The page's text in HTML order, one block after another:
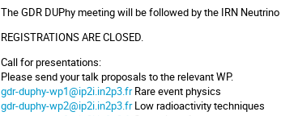
The GDR DUPhy meeting will be followed by the IRN
REGISTRATIONS ARE CLOSED.
Call for presentations:
Please send your talk proposals to the relevant WP.
gdr-duphy-wp1@ip2i.in2p3.frRare event physics
gdr-duphy-wp2@ip2i.in2p3.frLow radioactivity techniques